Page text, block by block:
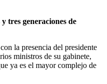
tres generaciones de
la presencia del presidente
ministros de su gabinete,
ya es el mayor complejo de